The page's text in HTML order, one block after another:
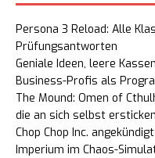
Persona 3 Reload: Alle
Prüfungsantworten
Geniale Ideen, leere
Business-Profis als
The Mound: Omen of
die an sich selbst ersticken
Chop Chop Inc.
Imperium im Chaos-